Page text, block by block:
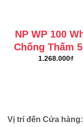
NP WP 100
Chống Thấm
1.268.000₫
Vị trí đến Cửa